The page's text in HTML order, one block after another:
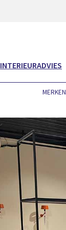
INTERIEURADVIES
MERKEN